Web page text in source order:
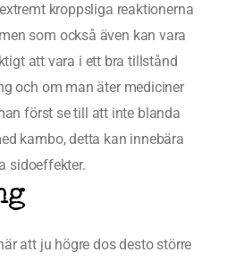
kroppsliga reaktionerna
som också även kan vara
att vara i ett bra tillstånd
och om man äter mediciner
först se till att inte blanda
kambo, detta kan innebära
sidoeffekter.
att ju högre dos desto större